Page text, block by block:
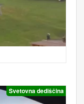
Svetovna dediščina